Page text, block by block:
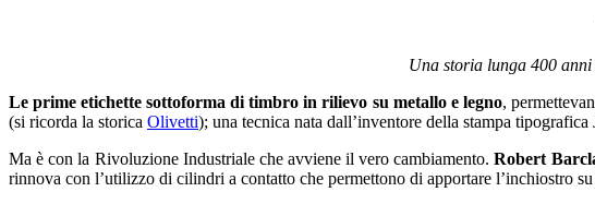
Una storia lunga 400
Le prime etichette sottoforma di timbro in rilievo su metallo e legno,
(si ricorda la storica Olivetti); una tecnica nata dall’inventore della stampa tipografica
Ma è con la Rivoluzione Industriale che avviene il vero cambiamento.Robert
rinnova con l’utilizzo di cilindri a contatto che permettono di apportare l’inchiostro